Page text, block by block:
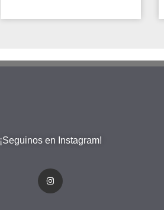
¡Seguinos en Instagram!